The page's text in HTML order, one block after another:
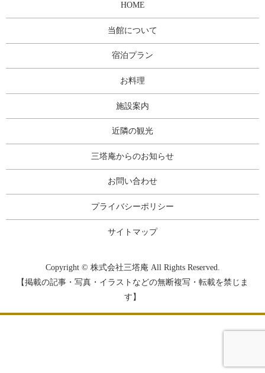
HOME
当館について
宿泊プラン
お料理
施設案内
近隣の観光
三塔庵からのお知らせ
お問い合わせ
プライバシーポリシー
サイトマップ
Copyright © 株式会社三塔庵 All Rights Reserved.
【掲載の記事・写真・イラストなどの無断複写・転載を禁じま
す】